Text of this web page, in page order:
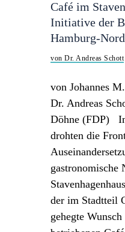
Café im
Initiative der
Hamburg-
von Dr. Andreas Schott
von Johannes
Dr. Andreas
Döhne (FDP)
drohten die
gastronomische
der im Stadtteil
gehegte